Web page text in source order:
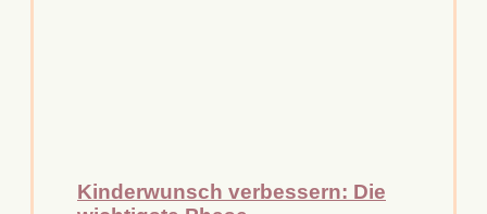
Kinderwunsch verbessern: Die